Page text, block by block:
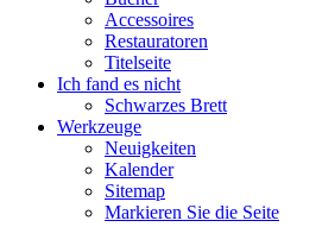
Accessoires
Restauratoren
Titelseite
Ich fand es nicht
Schwarzes Brett
Werkzeuge
Neuigkeiten
Kalender
Sitemap
Markieren Sie die Seite